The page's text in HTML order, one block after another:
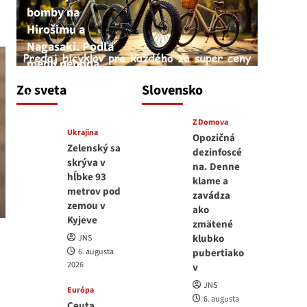
Zo sveta
bomby na
Hirošimu a
Nagasaki. Podľa
médií nehoda
6. augusta 2026
Ukrajina
Zelenský sa
skrýva v
hĺbke 93
metrov pod
zemou v
Kyjeve
JNS
6. augusta
2026
Európa
Slovensko
Z Domova
Opozičná
dezinfoscé
na. Denne
klame a
zavádza
ako
zmätené
klubko
pubertiako
v
JNS
6. augusta